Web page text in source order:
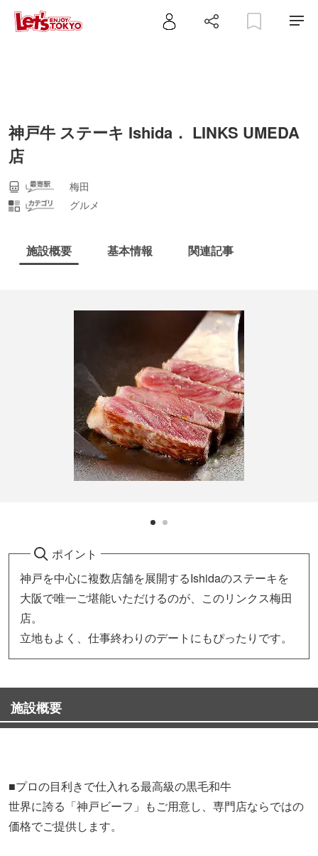
神戸牛 ステーキ Ishida． LINKS UMEDA
店
梅田
グルメ
施設概要 基本情報 関連記事
ポイント
神戸を中心に複数店舗を展開するIshidaのステーキを
大阪で唯一ご堪能いただけるのが、このリンクス梅田
店。
立地もよく、仕事終わりのデートにもぴったりです。
施設概要
■プロの目利きで仕入れる最高級の黒毛和牛
世界に誇る「神戸ビーフ」もご用意し、専門店ならではの
価格でご提供します。